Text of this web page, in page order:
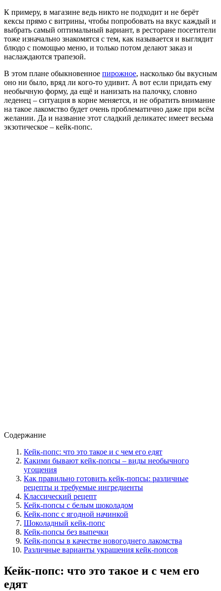
К примеру, в магазине ведь никто не подходит и не берёт
кексы прямо с витрины, чтобы попробовать на вкус каждый и
выбрать самый оптимальный вариант, в ресторане посетители
тоже изначально знакомятся с тем, как называется и выглядит
блюдо с помощью меню, и только потом делают заказ и
наслаждаются трапезой.
В этом плане обыкновенное пирожное, насколько бы вкусным
оно ни было, вряд ли кого-то удивит. А вот если придать ему
необычную форму, да ещё и нанизать на палочку, словно
леденец – ситуация в корне меняется, и не обратить внимание
на такое лакомство будет очень проблематично даже при всём
желании. Да и название этот сладкий деликатес имеет весьма
экзотическое – кейк-попс.
Содержание
Кейк-попс: что это такое и с чем его едят
Какими бывают кейк-попсы – виды необычного
угощения
Как правильно готовить кейк-попсы: различные
рецепты и требуемые ингредиенты
Классический рецепт
Кейк-попсы с белым шоколадом
Кейк-попс с ягодной начинкой
Шоколадный кейк-попс
Кейк-попсы без выпечки
Кейк-попсы в качестве новогоднего лакомства
Различные варианты украшения кейк-попсов
Кейк-попс: что это такое и с чем его
едят